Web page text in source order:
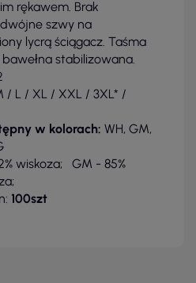
rękawem. Brak
szwy na
lycrą ściągacz. Taśma
stabilizowana.
/ L / XL / XXL / 3XL* /
w kolorach: WH, GM,
wiskoza; GM - 85%
100szt